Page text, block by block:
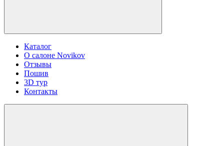
Каталог
О салоне Novikov
Отзывы
Пошив
3D тур
Контакты